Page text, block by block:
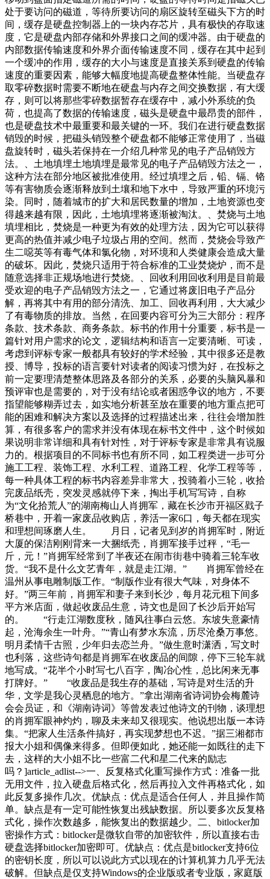
处于要访问的磁道，等待所要访问的扇区旋转至磁头下方的时
间，缓存是硬盘控制器上的一块内存芯片，具有极快的存取速
度，它是硬盘内部存储和外界接口之间的缓冲器。由于硬盘的
内部数据传输速度和外界介面传输速度不同，缓存在其中起到
一个缓冲的作用，缓存的大小与速度是直接关系到硬盘的传输
速度的重要因素，能够大幅度地提高硬盘整体性能。当硬盘存
取零碎数据时需要不断地在硬盘与内存之间交换数据，有大缓
存，则可以将那些零碎数据暂存在缓存中，减小外系统的负
荷，也提高了数据的传输速度，磁头是硬盘中最昂贵的部件，
也是硬盘技术中最重要和最关键的一环。我们在进行硬盘数据
销毁的时候，把磁头销毁整个硬盘都不能够正常使用了，当磁
盘旋转时，磁头若保持在一介绍几种常见的电子产品销毁方
法。、土地填埋土地填埋是最常见的电子产品销毁方法之一，
这种方法在部分地区被批准使用。经过填埋之后，铅、镉、铬
等有害物质会逐渐释放到土壤和地下水中，导致严重的环境污
染。同时，随着城市的扩大和居民数量的增加，土地资源也变
得越来越有限，因此，土地填埋将逐渐被淘汰。、焚烧与土地
填埋相比，焚烧是一种更为有效的处理方法，因为它可以获得
更高的热值并减少电子垃圾占用的空间。然而，焚烧会导致产
生二噁英等有毒气体和氯化物，对环境和人类健康会造成大量
的破坏。因此，焚烧只适用于符合标准的工业焚烧炉，而不是
随意选择非正规场地进行焚烧。、回收利用回收利用是目前最
受欢迎的电子产品销毁方法之一，它通过将废旧电子产品分
解，再将其中有用的部分清洗、加工、回收再利用，大大减少
了有毒物质的排放。当然，在回要内容可分为三大部分：程序
条款、技术条款、商务条款。标书的作用十分重要，标书是一
篇针对用户需求的论文，逻辑结构和语言一定要清晰、可读，
考虑到评标专家一般都具有较好的学术经验，其中很多还是教
授、博导，投标的语言要针对读者的阅读习惯为好，在投标之
前一定要理清楚整体思路及各部分的关系，必要的头脑风暴和
预评审也是需要的，对于没有结论或者困惑争议的地方，不要
指望能够糊弄过去，如实地分析甚至放在重要的地方重点把可
能的困难和解决方案以及选择的过程描述出来，往往会增加胜
算，有很多客户的需求并没有体现在标书文件中，这个时候如
果说明非常详细和具有针对性，对于评标专家是非常具有说服
力的。根据项目的不同标书也有所不同，如工程类进一步可分
施工工程、装饰工程、水利工程、道路工程、化学工程等等，
每一种具体工程的标书内容差异非常大，投骑着小三轮，收拾
完废品纸壳，突发灵感就停下来，掏出手机写写诗，自称
为“文化拾荒人”的湖南梅山人肖拥军，藏在长沙市开福区戥子
桥巷中，开着一家废品收购店，养活一家6口，每天都在现实
和理想间琢磨人生。 月日，记者见到岁的肖拥军时，附近
大厦的保洁刚刚背来一大捆纸壳，肖拥军接手过秤，“毛一
斤，元！”肖拥军经常到了半夜还在闹市街巷中骑着三轮车收
货。“我不是什么文艺青年，就是走江湖。” 肖拥军曾经在
温州从事电雕制版工作。“制版作业有很大气味，对身体不
好。”两三年前，肖拥军和妻子来到长沙，每月花元租下间多
平方米店面，做起收废品生意，诗文也是回了长沙后开始写
的。 “行走江湖数度秋，随风往事白云悠。东坡失意豪情
起，沧海余生一叶舟。”“青山有梦水东流，历尽沧桑万事悠。
明月柔情千古照，少年归去恋兰舟。”做生意时潇洒，写文时
也利落，这些诗句都是肖拥军在收废品的间隙，停下三轮车就
地写成。“花半个小时写七八百字，陶冶心性，总比闲来无事
打牌好。” “收废品是我生存的基础，写诗是对生活的升
华，文学是我心灵栖息的地方。”拿出湖南省诗词协会梅麓诗
会会员证，和《湖南诗词》等曾发表过他诗文的刊物，谈理想
的肖拥军眼神灼灼，聊及未来却又很现实。他说想出版一本诗
集。“把家人生活条件搞好，再实现梦想也不迟。”据三湘都市
报大小姐和偶像来得多。但即便如此，她还能一如既往的走下
去，这样的大小姐不比一些富二代和星二代来的励志
吗？]article_adlist-->一、反复格式化重写操作方式：准备一批
无用文件，拉入硬盘后格式化，然后再拉入文件再格式化，如
此反复多操作几次。优缺点：优点是适合任何人，并且操作简
单。缺点是有一定可能性恢复出残缺数据。所以要多次反复格
式化，操作次数越多，能恢复出的数据越少。二、bitlocker加
密操作方式：bitlocker是微软自带的加密软件，所以直接右击
硬盘选择bitlocker加密即可。优缺点：优点是bitlocker支持6位
的密钥长度，所以可以说此方式以现在的计算机算力几乎无法
破解。但缺点是仅支持Windows的企业版或者专业版，家庭版